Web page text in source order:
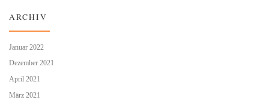
ARCHIV
Januar 2022
Dezember 2021
April 2021
März 2021